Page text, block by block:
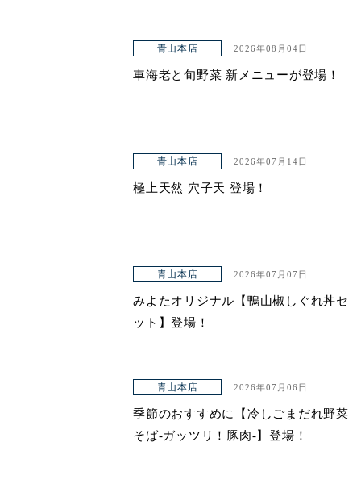
青山本店 2026年08月04日
車海老と旬野菜 新メニューが登場！
青山本店 2026年07月14日
極上天然 穴子天 登場！
青山本店 2026年07月07日
みよたオリジナル【鴨山椒しぐれ丼セ
ット】登場！
青山本店 2026年07月06日
季節のおすすめに【冷しごまだれ野菜
そば-ガッツリ！豚肉-】登場！